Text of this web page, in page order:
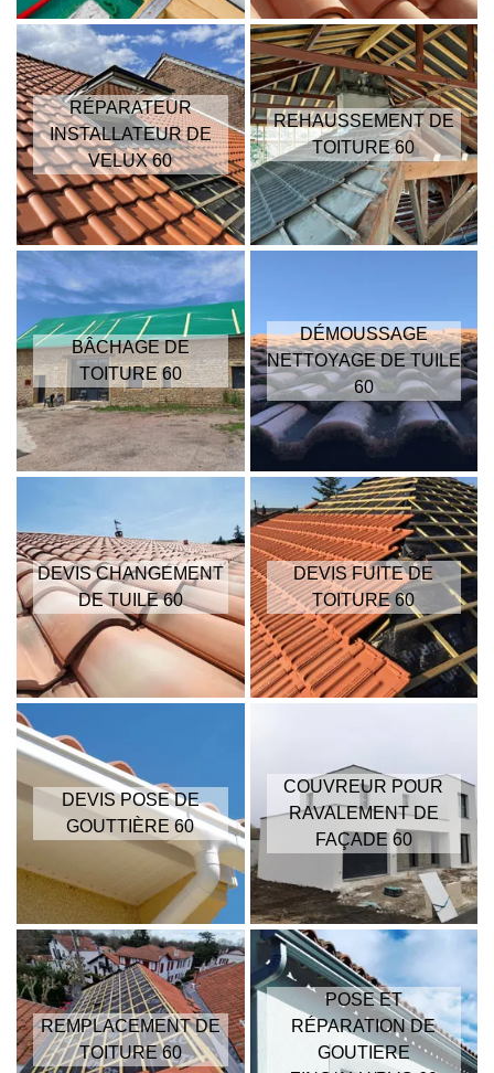
RÉPARATEUR
INSTALLATEUR DE
VELUX 60
REHAUSSEMENT DE
TOITURE 60
BÂCHAGE DE
TOITURE 60
DÉMOUSSAGE
NETTOYAGE DE TUILE
60
DEVIS CHANGEMENT
DE TUILE 60
DEVIS FUITE DE
TOITURE 60
DEVIS POSE DE
GOUTTIÈRE 60
COUVREUR POUR
RAVALEMENT DE
FAÇADE 60
REMPLACEMENT DE
TOITURE 60
POSE ET
RÉPARATION DE
GOUTIERE